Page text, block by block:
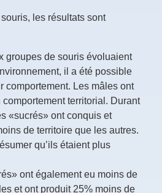
les résultats sont
groupes de souris évoluaient
il a été possible
comportement. Les mâles ont
territorial. Durant
«sucrés» ont conquis et
de territoire que les autres.
qu’ils étaient plus
ont également eu moins de
et ont produit 25% moins de